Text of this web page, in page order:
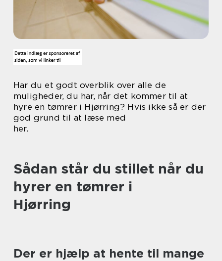
Har du et godt overblik over alle de
muligheder, du har, når det kommer til at
hyre en tømrer i Hjørring? Hvis ikke så er der
god grund til at læse med
her.
Sådan står du stillet når du
hyrer en tømrer i
Hjørring
Der er hjælp at hente til mange